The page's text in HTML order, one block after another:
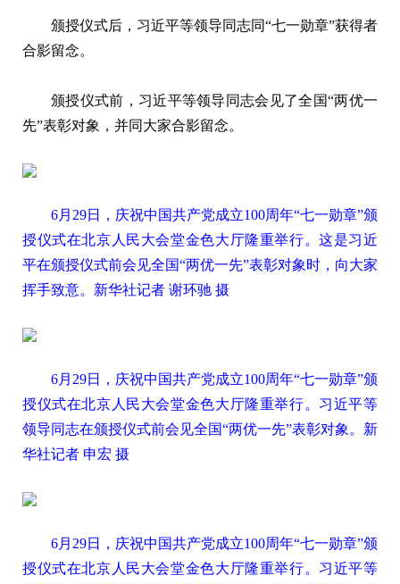
颁授仪式后，习近平等领导同志同“七一勋章”获得者
合影留念。
颁授仪式前，习近平等领导同志会见了全国“两优一
先”表彰对象，并同大家合影留念。
6月29日，庆祝中国共产党成立100周年“七一勋章”颁
授仪式在北京人民大会堂金色大厅隆重举行。这是习近
平在颁授仪式前会见全国“两优一先”表彰对象时，向大家
挥手致意。新华社记者 谢环驰 摄
6月29日，庆祝中国共产党成立100周年“七一勋章”颁
授仪式在北京人民大会堂金色大厅隆重举行。习近平等
领导同志在颁授仪式前会见全国“两优一先”表彰对象。新
华社记者 申宏 摄
6月29日，庆祝中国共产党成立100周年“七一勋章”颁
授仪式在北京人民大会堂金色大厅隆重举行。习近平等